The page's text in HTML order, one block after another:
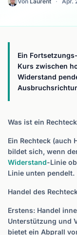
Ein
Kurs zwischen
Widerstand
Was ist ein
Ein Rechteck (auch
bildet sich, wenn
Widerstand-Linie
Linie unten pendelt.
Handel des
Erstens: Handel
Unterstützung und
bietet ein Abprall